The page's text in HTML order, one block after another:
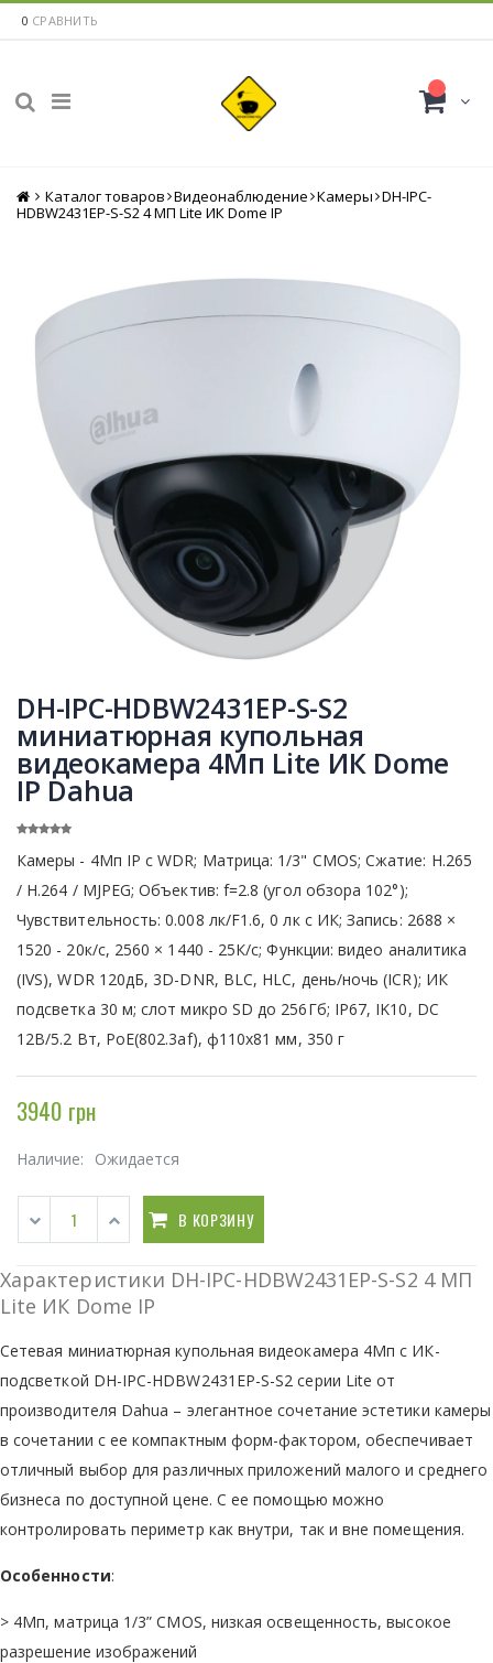
0 СРАВНИТЬ
Главная
Каталог товаров Видеонаблюдение Камеры DH-IPC-
HDBW2431EP-S-S2 4 МП Lite ИК Dome IP
DH-IPC-HDBW2431EP-S-S2
миниатюрная купольная
видеокамера 4Мп Lite ИК Dome
IP Dahua
Камеры - 4Mп IP c WDR; Матрица: 1/3" CMOS; Сжатие: Н.265
/ H.264 / MJPEG; Объектив: f=2.8 (угол обзора 102°);
Чувствительность: 0.008 лк/F1.6, 0 лк с ИК; Запись: 2688 ×
1520 - 20к/с, 2560 × 1440 - 25К/с; Функции: видео аналитика
(IVS), WDR 120дБ, 3D-DNR, BLC, HLC, день/ночь (ICR); ИК
подсветка 30 м; слот микро SD до 256Гб; IP67, IK10, DC
12В/5.2 Вт, PoE(802.3af), ф110x81 мм, 350 г
3940 грн
Наличие: Ожидается
В КОРЗИНУ
Характеристики DH-IPC-HDBW2431EP-S-S2 4 МП
Lite ИК Dome IP
Сетевая миниатюрная купольная видеокамера 4Мп с ИК-
подсветкой DH-IPC-HDBW2431EP-S-S2 серии Lite от
производителя Dahua – элегантное сочетание эстетики камеры
в сочетании с ее компактным форм-фактором, обеспечивает
отличный выбор для различных приложений малого и среднего
бизнеса по доступной цене. С ее помощью можно
контролировать периметр как внутри, так и вне помещения.
Особенности:
> 4Мп, матрица 1/3” CMOS, низкая освещенность, высокое
разрешение изображений